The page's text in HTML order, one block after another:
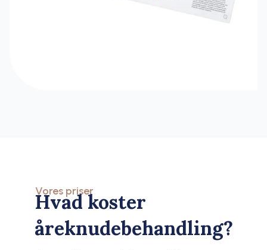
Vores priser
Hvad koster
åreknudebehandling?